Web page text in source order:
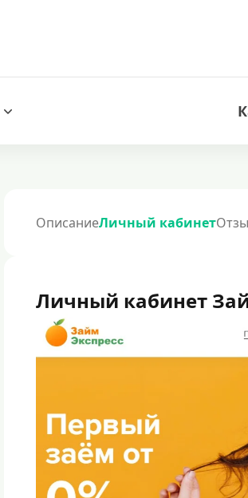
ОписаниеЛичный кабинет
Личный кабинет